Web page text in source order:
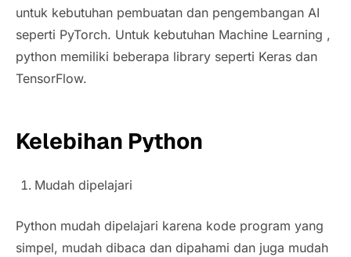
untuk kebutuhan pembuatan dan pengembangan AI
seperti PyTorch. Untuk kebutuhan Machine Learning ,
python memiliki beberapa library seperti Keras dan
TensorFlow.
Kelebihan Python
Mudah dipelajari
Python mudah dipelajari karena kode program yang
simpel, mudah dibaca dan dipahami dan juga mudah